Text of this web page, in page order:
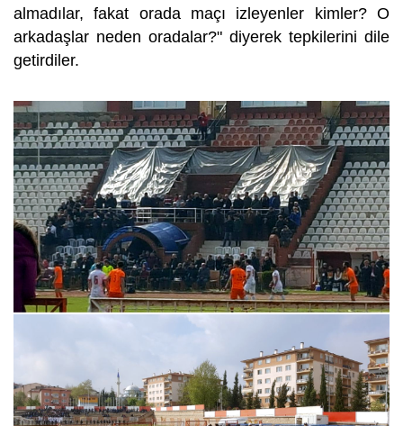
almadılar, fakat orada maçı izleyenler kimler? O
arkadaşlar neden oradalar?" diyerek tepkilerini dile
getirdiler.